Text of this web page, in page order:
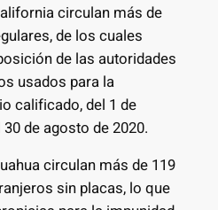
circulan más de
de los cuales
de las autoridades
usados para la
calificado, del 1 de
de agosto de 2020.
circulan más de 119
sin placas, lo que